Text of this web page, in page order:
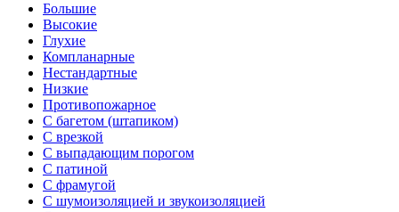
Большие
Высокие
Глухие
Компланарные
Нестандартные
Низкие
Противопожарное
С багетом (штапиком)
С врезкой
С выпадающим порогом
С патиной
С фрамугой
С шумоизоляцией и звукоизоляцией